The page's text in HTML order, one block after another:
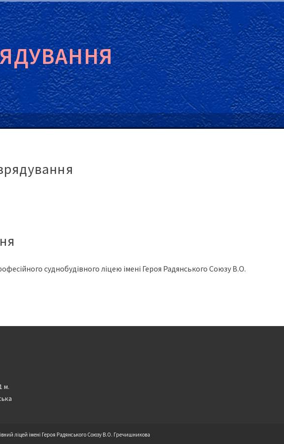
суднобудівного ліцею імені Героя Радянського Союзу В.О.
м.
ліцей імені Героя Радянського Союзу В.О. Гречишникова